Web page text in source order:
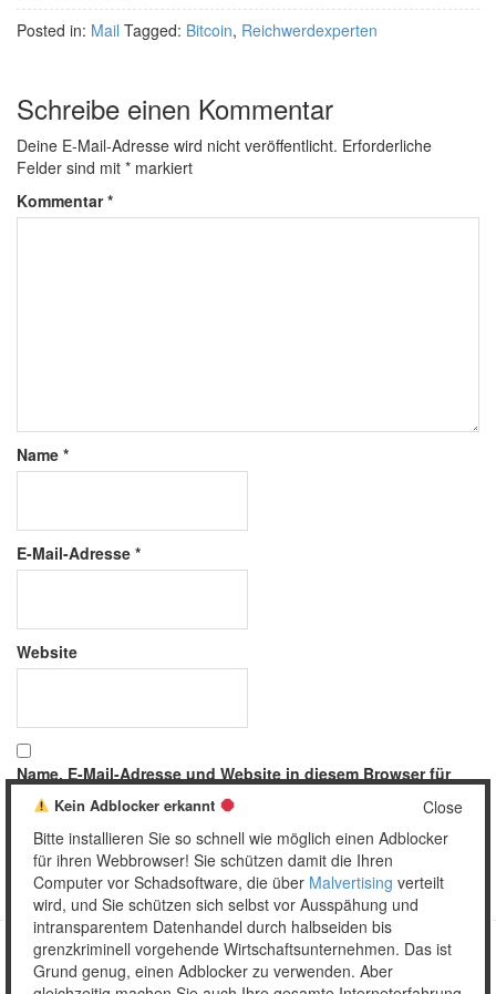
Posted in: Mail Tagged: Bitcoin, Reichwerdexperten
Schreibe einen Kommentar
Deine E-Mail-Adresse wird nicht veröffentlicht. Erforderliche
Felder sind mit * markiert
Kommentar*
Name *
E-Mail-Adresse *
Website
Name, E-Mail-Adresse und Website in diesem Browser für
meinen nächsten Kommentar speichern.
Copyright © 2026 Unser täglich Spam.
Close
Kein Adblocker erkannt
Bitte installieren Sie so schnell wie möglich einen Adblocker
für ihren Webbrowser! Sie schützen damit die Ihren
Computer vor Schadsoftware, die über Malvertising verteilt
wird, und Sie schützen sich selbst vor Ausspähung und
intransparentem Datenhandel durch halbseiden bis
grenzkriminell vorgehende Wirtschaftsunternehmen. Das ist
Grund genug, einen Adblocker zu verwenden. Aber